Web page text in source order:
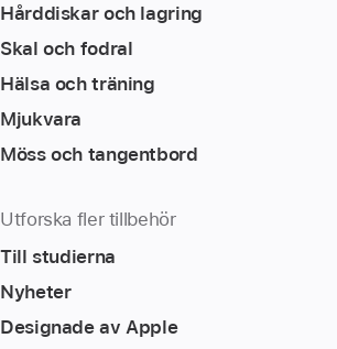
Hårddiskar och lagring
Skal och fodral
Hälsa och träning
Mjukvara
Möss och tangentbord
Utforska fler tillbehör
Till studierna
Nyheter
Designade av Apple